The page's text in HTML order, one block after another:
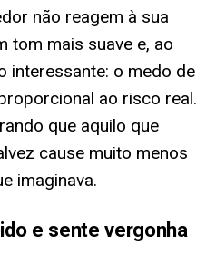
não reagem à sua
tom mais suave e, ao
interessante: o medo de
ao risco real.
que aquilo que
cause muito menos
imaginava.
e sente vergonha